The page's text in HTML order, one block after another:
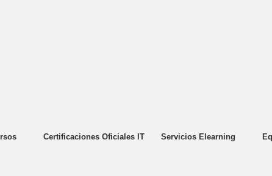
Certificaciones Oficiales IT Servicios Elearning